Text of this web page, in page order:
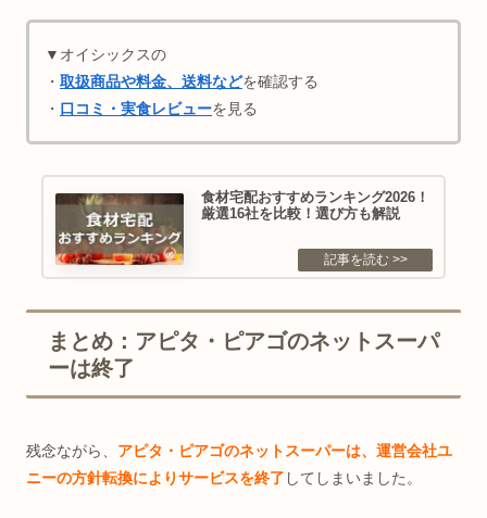
▼オイシックスの
・ 取扱商品や料金、送料などを確認する
・ 口コミ・実食レビューを見る
食材宅配おすすめランキング2026！
厳選16社を比較！選び方も解説
まとめ：アピタ・ピアゴのネットスーパ
ーは終了
残念ながら、 アピタ・ピアゴのネットスーパーは、運営会社ユ
ニーの方針転換によりサービスを終了 してしまいました。